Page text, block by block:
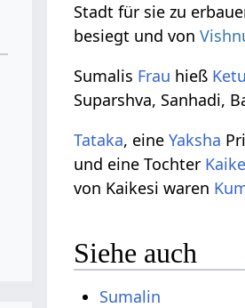
Stadt für sie zu
besiegt und von
Sumalis Frau hieß
Suparshva, Sanhadi,
Tataka, eineYaksha
und eine Tochter
von Kaikesi waren
Siehe auch
Sumalin